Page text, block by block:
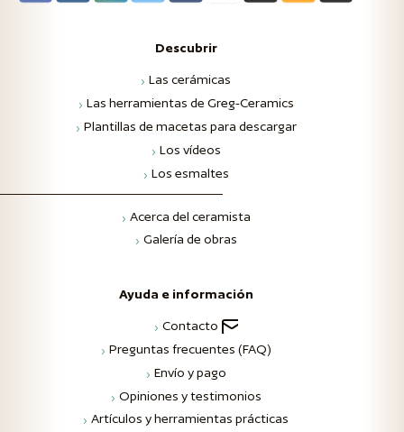
Descubrir
Las cerámicas
Las herramientas de Greg-Ceramics
Plantillas de macetas para descargar
Los vídeos
Los esmaltes
Acerca del ceramista
Galería de obras
Ayuda e información
Contacto
Preguntas frecuentes (FAQ)
Envío y pago
Opiniones y testimonios
Artículos y herramientas prácticas